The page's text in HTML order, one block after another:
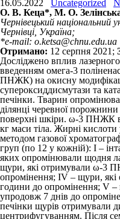
16.05.2022
Uncategorized
О. В. Кеца*, М. О.
Чернівецький національний
Чернівці, Україна;
*e-mail: o.ketsa@chnu.edu.ua
Отримано: 12 серпня 2021;
Досліджено вплив
введенням омега-3
ПНЖК) на окисну
супероксиддисмутази та
печінки. Тварин
ділянці черевної
поверхні шкіри. ω-3 ПНЖК
кг маси тіла. Жирні кислоти
методом газової
груп (по 12 у кожній): І –
яких опромінювали щодня
щури, які отримували ω-3
опромінення; IV – щури,
години до опромінення; V
упродовж 7 днів до
печінки щурів отримували
центрифугуванням. Після